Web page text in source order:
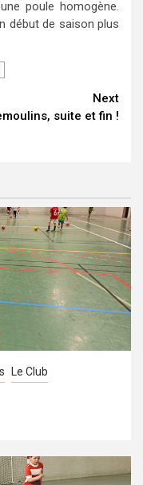
poule homogène.
début de saison plus
Next
suite et fin !
Le Club